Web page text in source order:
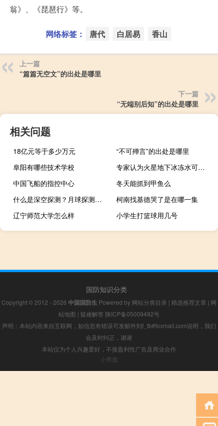
翁》、《琵琶行》等。
网络标签： 唐代 白居易 香山
上一篇
“篇篇无空文”的出处是哪里
下一篇
“无端别后知”的出处是哪里
相关问题
18亿元等于多少万元
“不可殚言”的出处是哪里
阜阳有哪些技术学校
专家认为火星地下冰冻水可能多得"超出想象"
中国飞船的指控中心
冬天能抓到甲鱼么
什么是深空探测？月球探测算不算深空探测？
柯南找基德哭了是在哪一集
辽宁师范大学怎么样
小学生打篮球用几号
国防知识分类
Copyright © 2012 - 2026 中国国防生 Powered by 网站分类目录 | 精选推荐文章 | 网
站地图 | 疑难解答 陕ICP备05009492号
声明：本站内容来自互联网，如信息有错误可发邮件到f_fb#foxmail.com说明，我们
会及时纠正，谢谢
本站仅为个人兴趣爱好，不接盈利性广告及商业合作
小男孩